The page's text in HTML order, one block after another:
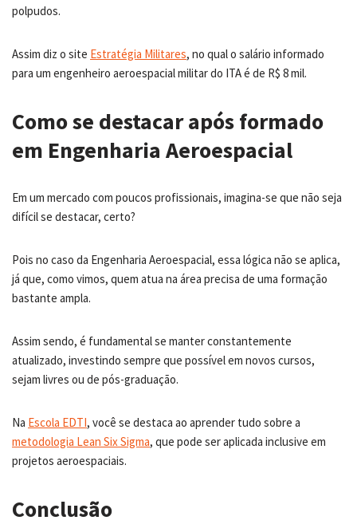
polpudos.
Assim diz o site Estratégia Militares, no qual o salário informado
para um engenheiro aeroespacial militar do ITA é de R$ 8 mil.
Como se destacar após formado
em Engenharia Aeroespacial
Em um mercado com poucos profissionais, imagina-se que não seja
difícil se destacar, certo?
Pois no caso da Engenharia Aeroespacial, essa lógica não se aplica,
já que, como vimos, quem atua na área precisa de uma formação
bastante ampla.
Assim sendo, é fundamental se manter constantemente
atualizado, investindo sempre que possível em novos cursos,
sejam livres ou de pós-graduação.
Na Escola EDTI, você se destaca ao aprender tudo sobre a
metodologia Lean Six Sigma, que pode ser aplicada inclusive em
projetos aeroespaciais.
Conclusão